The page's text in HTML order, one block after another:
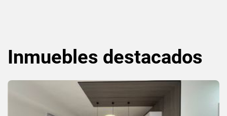
Inmuebles destacados